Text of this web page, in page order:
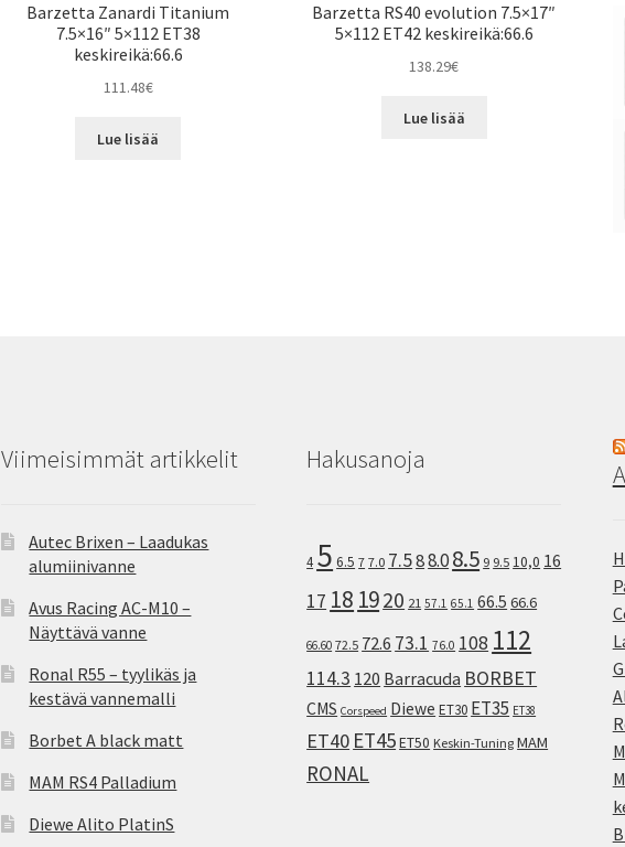
Barzetta Zanardi Titanium
7.5×16″ 5×112 ET38
keskireikä:66.6
111.48€
Lue lisää
Barzetta RS40 evolution 7.5×17″
5×112 ET42 keskireikä:66.6
138.29€
Lue lisää
Viimeisimmät artikkelit
Autec Brixen – Laadukas
alumiinivanne
Avus Racing AC-M10 –
Näyttävä vanne
Ronal R55 – tyylikäs ja
kestävä vannemalli
Borbet A black matt
MAM RS4 Palladium
Diewe Alito PlatinS
Hakusanoja
4 5 6.5 7 7.0 7.588.08.5 9 9.5 10,0 16
17 18 1920 21 57.1 65.1 66.5 66.6
66.60 72.5 72.6 73.1 76.0 108 112
114.3 120 Barracuda BORBET
CMS Corspeed Diewe ET30 ET35 ET38
ET40 ET45ET50 Keskin-Tuning MAM
RONAL